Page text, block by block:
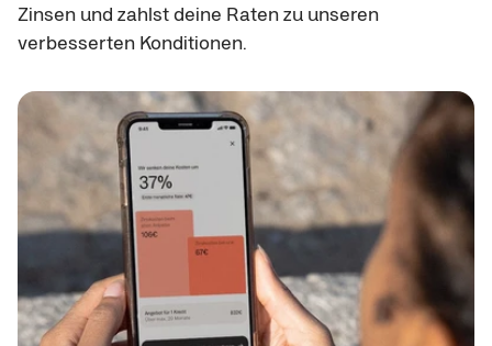
Zinsen und zahlst deine Raten zu unseren
verbesserten Konditionen.